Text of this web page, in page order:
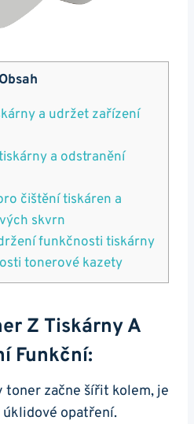
Obsah
a udržet zařízení
a odstranění
čištění tiskáren a
skvrn
funkčnosti tiskárny
tonerové kazety
Z Tiskárny A
Funkční:
toner začne šířit kolem, je
úklidové opatření.